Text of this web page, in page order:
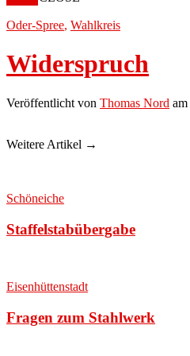
Oder-Spree, Wahlkreis
Widerspruch
Veröffentlicht von Thomas Nord am
Weitere Artikel →
Schöneiche
Staffelstabübergabe
Eisenhüttenstadt
Fragen zum Stahlwerk